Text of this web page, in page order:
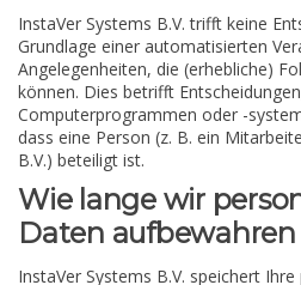
InstaVer Systems B.V. trifft keine
Grundlage einer automatisierten
Angelegenheiten, die (erhebliche)
können. Dies betrifft
Computerprogrammen oder -
dass eine Person (z. B. ein
B.V.) beteiligt ist.
Wie lange wir
Daten aufbewahren
InstaVer Systems B.V. speichert